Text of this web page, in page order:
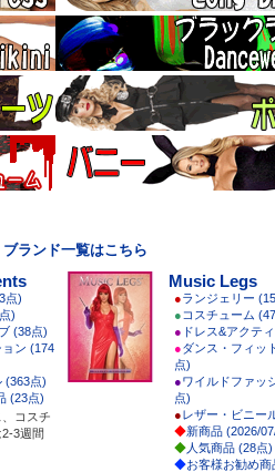
ブランド一覧はこちら
点)
)
(38点)
ン (174
(363点)
(23点)
コスチ
3週間
Music Legs
●ランジェリー
● コスチューム
● ドレス&アクテ
●ダンス・フィッ
点)
●ワイルドファッ
点)
●レザー・ビニー
◆新商品 (2026/
◆ 人気商品 (28点)
◆お客様お勧め